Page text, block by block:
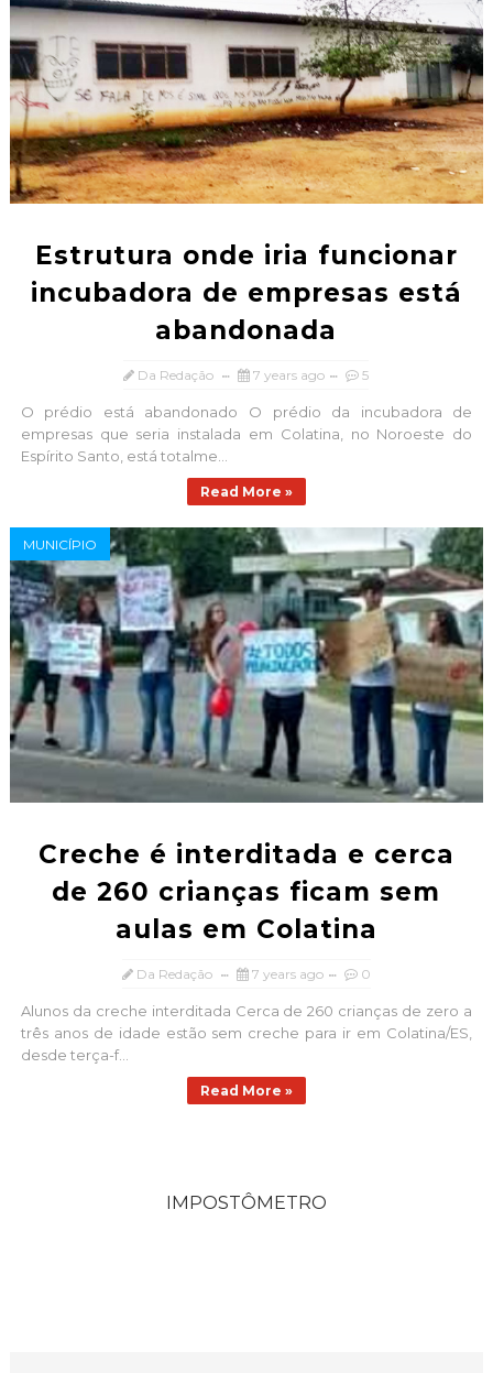
Estrutura onde iria funcionar
incubadora de empresas está
abandonada
Da Redação 7 years ago 5
O prédio está abandonado O prédio da incubadora de
empresas que seria instalada em Colatina, no Noroeste do
Espírito Santo, está totalme...
Read More »
MUNICÍPIO
Creche é interditada e cerca
de 260 crianças ficam sem
aulas em Colatina
Da Redação 7 years ago 0
Alunos da creche interditada Cerca de 260 crianças de zero a
três anos de idade estão sem creche para ir em Colatina/ES,
desde terça-f...
Read More »
IMPOSTÔMETRO